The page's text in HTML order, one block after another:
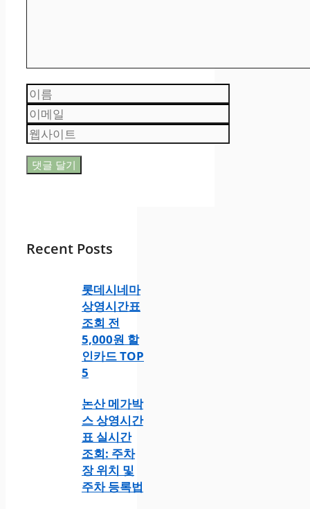
이
름
이
메
일
웹
사
이
Recent Posts
롯데시네마
상영시간표
조회 전
5,000원 할
인카드 TOP
5
논산 메가박
스 상영시간
표 실시간
조회: 주차
장 위치 및
주차 등록법